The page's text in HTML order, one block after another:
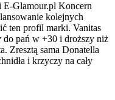
E-Glamour.pl Koncern
kolejnych
ten profil marki. Vanitas
do pań w +30 i droższy niż
Zresztą sama Donatella
i krzyczy na cały